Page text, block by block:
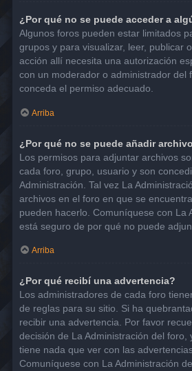
¿Por qué no se puede acceder a
Algunos foros pueden estar limitados
grupos y para visualizar, leer, publicar
acción allí necesita una autorización
con un moderador o administrador del
conceda el permiso adecuado.
Arriba
¿Por qué no se puede añadir
Los permisos para adjuntar archivos
cada foro, grupo, usuario y son
Administración. Tal vez La
archivos en el foro en que se
pueden hacerlo. Comuníquese con La
está seguro de por qué no puede
Arriba
¿Por qué recibí una advertencia?
Los administradores de cada foro
de reglas para su sitio. Si ha
recibir una advertencia. Por favor
decisión de La Administración del foro,
tiene nada que ver con las
Comuníquese con La Administración